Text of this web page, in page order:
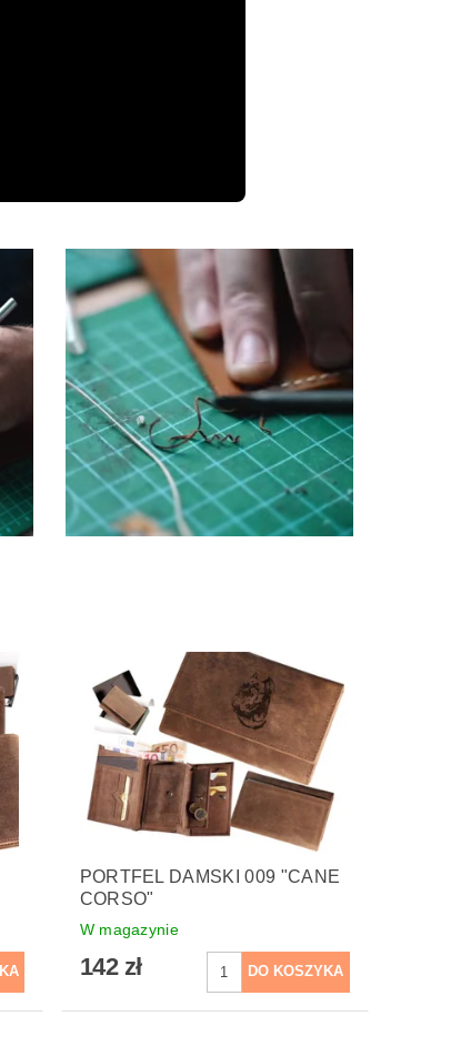
PORTFEL DAMSKI 009 "CANE
CORSO"
W magazynie
142 zł